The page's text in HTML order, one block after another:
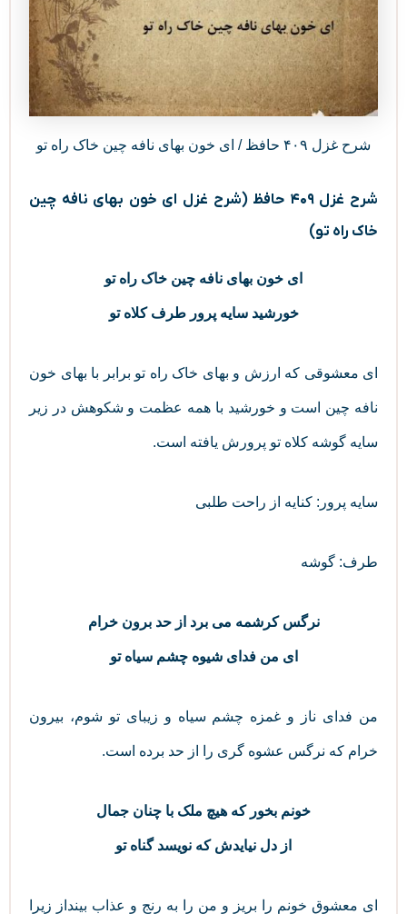
شرح غزل ۴۰۹ حافظ / ای خون بهای نافه چین خاک راه تو
شرح غزل ۴۰۹ حافظ (شرح غزل ای خون بهای نافه چین
خاک راه تو)
ای خون بهای نافه چین خاک راه تو
خورشید سایه پرور طرف کلاه تو
ای معشوقی که ارزش و بهای خاک راه تو برابر با بهای خون
نافه چین است و خورشید با همه عظمت و شکوهش در زیر
سایه گوشه کلاه تو پرورش یافته است.
سایه پرور: کنایه از راحت طلبی
طرف: گوشه
نرگس کرشمه می‌ برد از حد برون خرام
ای من فدای شیوه چشم سیاه تو
من فدای ناز و غمزه چشم سیاه و زیبای تو شوم، بیرون
خرام که نرگس عشوه گری را از حد برده است.
خونم بخور که هیچ ملک با چنان جمال
از دل نیایدش که نویسد گناه تو
ای معشوق خونم را بریز و من را به رنج و عذاب بینداز زیرا